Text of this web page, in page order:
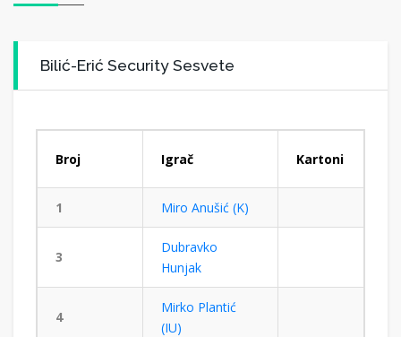
Bilić-Erić Security Sesvete
Broj Igrač Kartoni
1 Miro Anušić (K)
3
Dubravko
Hunjak
4
Mirko Plantić
(IU)